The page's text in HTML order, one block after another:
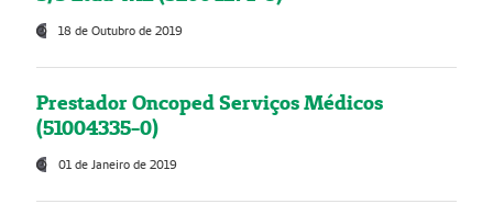
18 de Outubro de 2019
Prestador Oncoped Serviços Médicos
(51004335-0)
01 de Janeiro de 2019